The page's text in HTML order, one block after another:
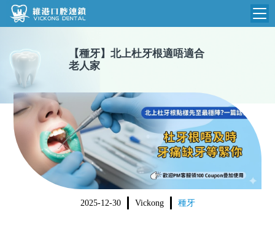
維港首頁
品牌介紹
環境設備
醫院新聞
收費標準
N
收費總表
植牙收費
根管收費
美學收費
醫生團隊
門診時間
【種牙】 北上杜牙根適唔適合
老人家
2025-12-30 Vickong 種牙